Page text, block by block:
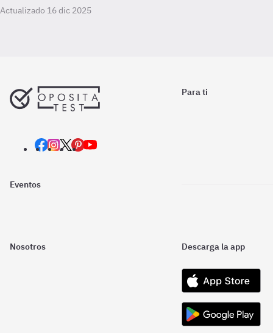
Actualizado 16 dic 2025
Para ti
Eventos
Nosotros Descarga la app